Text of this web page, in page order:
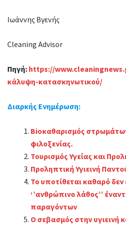
Ιωάννης Βγενής
Cleaning Advisor
Πηγή: https://
κάλυψη-κατασκηνωτικού/
Διαρκής Ενημέρωση:
Bioκαθαρισμός
φιλοξενίας.
Τουρισμός Υγείας και
Προληπτική Υγιεινή
Το υποτίθεται καθαρό δεν
‘’ανθρώπινο λάθος’’
παραγόντων
Ο σεβασμός στην υγιεινή